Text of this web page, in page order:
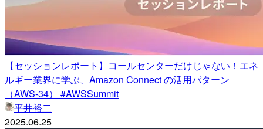
【セッションレポート】コールセンターだけじゃない！エネ
ルギー業界に学ぶ、Amazon Connect の活用パターン
（AWS-34） #AWSSummit
平井裕二
2025.06.25